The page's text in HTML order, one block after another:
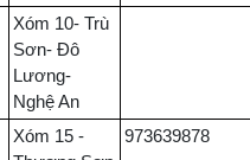
Xóm 10- Trù
Sơn- Đô
Lương-
Nghệ An
Xóm 15 -
973639878